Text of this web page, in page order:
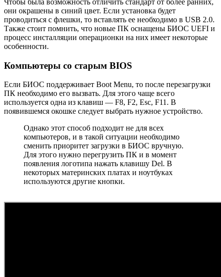
они окрашены в синий цвет. Если установка будет
проводиться с флешки, то вставлять ее необходимо в USB 2.0.
Также стоит помнить, что новые ПК оснащены БИОС UEFI и
процесс инсталляции операционки на них имеет некоторые
особенности.
Компьютеры со старым BIOS
Если БИОС поддерживает Boot Menu, то после перезагрузки
ПК необходимо его вызвать. Для этого чаще всего
используется одна из клавиш — F8, F2, Esc, F11. В
появившемся окошке следует выбрать нужное устройство.
Однако этот способ подходит не для всех
компьютеров, и в такой ситуации необходимо
сменить приоритет загрузки в БИОС вручную.
Для этого нужно перегрузить ПК и в момент
появления логотипа нажать клавишу Del. В
некоторых материнских платах и ноутбуках
используются другие кнопки.